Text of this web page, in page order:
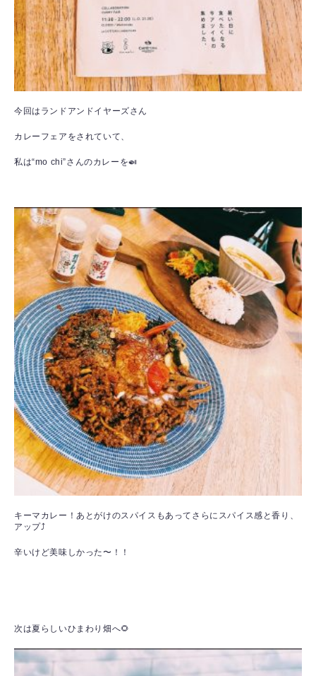
今回はランドアンドイヤーズさん
カレーフェアをされていて、
私は“mo chi”さんのカレーを🍛
キーマカレー！あとがけのスパイスもあってさらにスパイス感と香り、
アップ⤴
辛いけど美味しかった〜！！
次は夏らしいひまわり畑へ🌻